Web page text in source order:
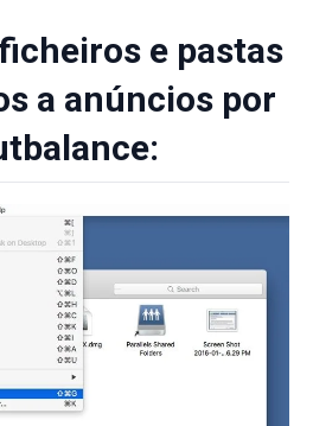
e pastas
a anúncios por